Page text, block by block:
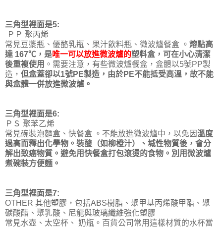
三角型裡面是5:
ＰＰ 聚丙烯
常見豆漿瓶、優酪乳瓶、果汁飲料瓶、微波爐餐盒 。 熔點高
達 167℃， 是唯一可以放進微波爐的塑料盒，可在小心清潔
後重複使用 。需要注意，有些微波爐餐盒，盒體以5號PP製
造， 但盒蓋卻以1號PE製造 ，由於PE不能抵受高溫，故不能
與盒體一併放進微波爐。
三角型裡面是6:
ＰＳ 聚苯乙烯
常見碗裝泡麵盒、快餐盒 。不能放進微波爐中，以免因溫度
過高而釋出化學物。裝酸（如柳橙汁）、堿性物質後 ，會分
解出致癌物質。避免用快餐盒打包滾燙的食物。別用微波爐
煮碗裝方便麵。
三角型裡面是7:
OTHER 其他塑膠，包括ABS樹脂、聚甲基丙烯酸甲酯、聚
碳酸酯、聚乳酸、尼龍與玻璃纖維強化塑膠
常見水壺、太空杯、 奶瓶。百貨公司常用這樣材質的水杯當